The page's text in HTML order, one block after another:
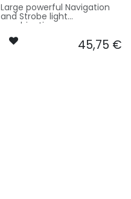
Large powerful Navigation
and Strobe light
combination
45,75 €